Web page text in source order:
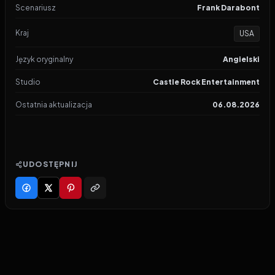
Scenariusz Frank Darabont
Kraj USA
Język oryginalny Angielski
Studio Castle Rock Entertainment
Ostatnia aktualizacja 06.08.2026
UDOSTĘPNIJ